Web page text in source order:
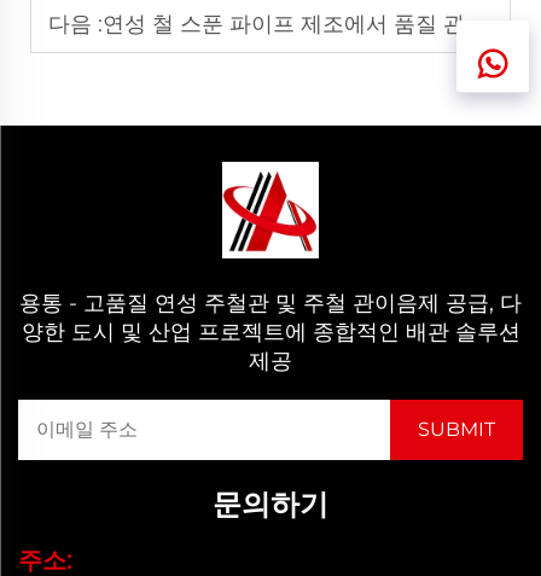
다음 :연성 철 스푼 파이프 제조에서 품질 관리의 중요성
용통 - 고품질 연성 주철관 및 주철 관이음제 공급, 다
양한 도시 및 산업 프로젝트에 종합적인 배관 솔루션
제공
문의하기
주소: